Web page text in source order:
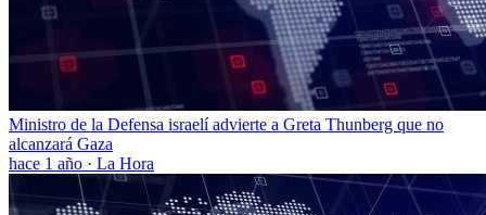
Ministro de la Defensa israelí advierte a Greta Thunberg que no
alcanzará Gaza
hace 1 año · La Hora